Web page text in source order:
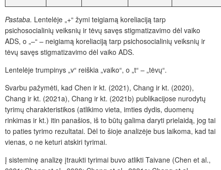
Pastaba. Lentelėje „+“ žymi teigiamą koreliaciją tarp
psichosocialinių veiksnių ir tėvų savęs stigmatizavimo dėl vaiko
ADS, o „–“ – neigiamą koreliaciją tarp psichosocialinių veiksnių ir
tėvų savęs stigmatizavimo dėl vaiko ADS.
Lentelėje trumpinys „v“ reiškia „vaiko“, o „t“ – „tėvų“.
Svarbu pažymėti, kad Chen ir kt. (2021), Chang ir kt. (2020),
Chang ir kt. (2021a), Chang ir kt. (2021b) publikacijose nurodytų
tyrimų charakteristikos (atlikimo vieta, imties dydis, duomenų
rinkimas ir kt.) itin panašios, iš to būtų galima daryti prielaidą, jog tai
to paties tyrimo rezultatai. Dėl to šioje analizėje bus laikoma, kad tai
vienas, o ne keturi atskiri tyrimai.
Į sisteminę analizę įtraukti tyrimai buvo atlikti Taivane (Chen et al.,